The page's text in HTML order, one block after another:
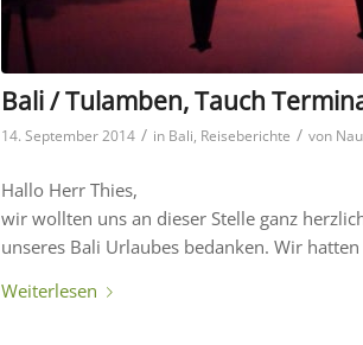
Bali / Tulamben, Tauch
14. September 2014 / in Bali, Reiseberichte / von
Hallo Herr Thies,
wir wollten uns an dieser Stelle ganz
unseres Bali Urlaubes bedanken. Wir
Weiterlesen